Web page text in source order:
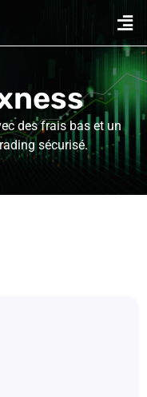
des frais bas et un
sécurisé.